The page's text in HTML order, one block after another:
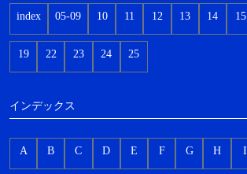
index 05-09 10 11 12 13 14 15
19 22 23 24 25
インデックス
A B C D E F G H I